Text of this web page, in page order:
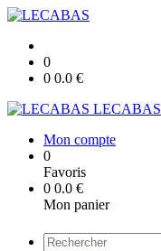
0
0 0.0 €
LECABAS
Mon compte
0
Favoris
0 0.0 €
Mon panier